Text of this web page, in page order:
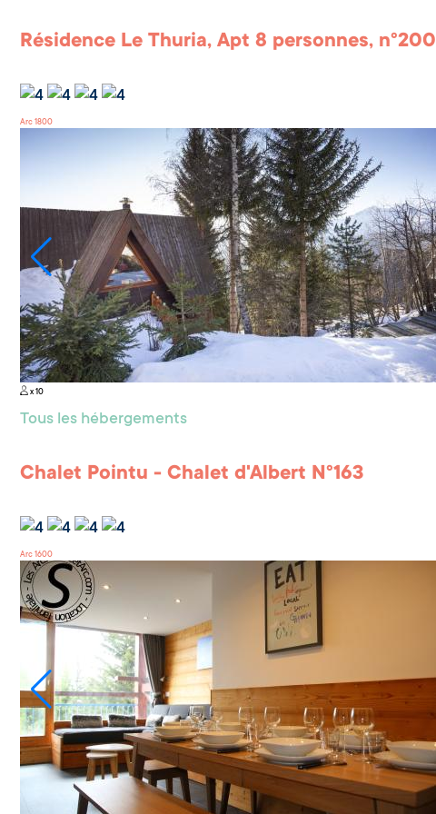
Résidence Le Thuria, Apt 8 personnes, n°200
Arc 1800
x 10
Tous les hébergements
Chalet Pointu - Chalet d'Albert N°163
Arc 1600